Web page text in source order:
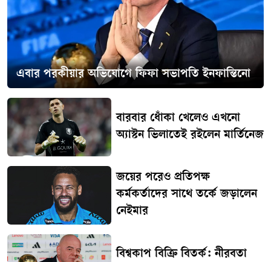
এবার পরকীয়ার অভিযোগে ফিফা সভাপতি ইনফান্তিনো
বারবার ধোঁকা খেলেও এখনো
অ্যাস্টন ভিলাতেই রইলেন মার্তিনেজ
জয়ের পরেও প্রতিপক্ষ
কর্মকর্তাদের সাথে তর্কে জড়ালেন
নেইমার
বিশ্বকাপ বিক্রি বিতর্ক: নীরবতা